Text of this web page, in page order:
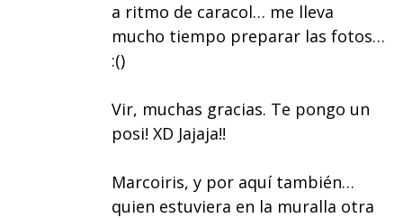
a ritmo de caracol… me lleva
mucho tiempo preparar las fotos…
:()
Vir, muchas gracias. Te pongo un
posi! XD Jajaja!!
Marcoiris, y por aquí también…
quien estuviera en la muralla otra